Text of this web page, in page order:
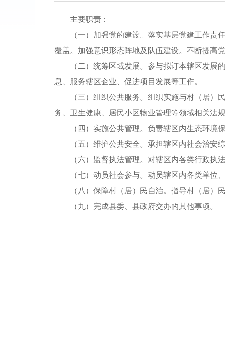
主要职责：
（一）加强党的建设。落实基层党建工作
覆盖。加强意识形态阵地及队伍建设。不断提高
（二）统筹区域发展。参与拟订本辖区发
息、服务辖区企业、促进项目发展等工作。
（三）组织公共服务。组织实施与村（居
务、卫生健康、居民小区物业管理等领域相关法规
（四）实施公共管理。负责辖区内生态环境
（五）维护公共安全。承担辖区内社会治安
（六）监督执法管理。对辖区内各类行政执
（七）动员社会参与。动员辖区内各类单位
（八）保障村（居）民自治。指导村（居）
（九）完成县委、县政府交办的其他事项。